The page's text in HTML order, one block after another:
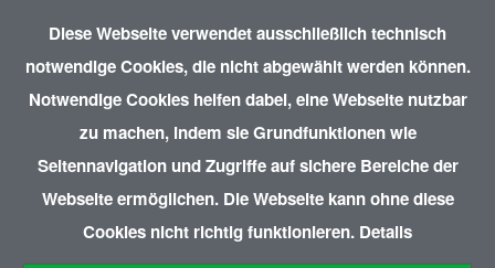
Diese Webseite verwendet ausschließlich technisch
notwendige Cookies, die nicht abgewählt werden können.
Notwendige Cookies helfen dabei, eine Webseite nutzbar
zu machen, indem sie Grundfunktionen wie
Seitennavigation und Zugriffe auf sichere Bereiche der
Webseite ermöglichen. Die Webseite kann ohne diese
Cookies nicht richtig funktionieren. Details